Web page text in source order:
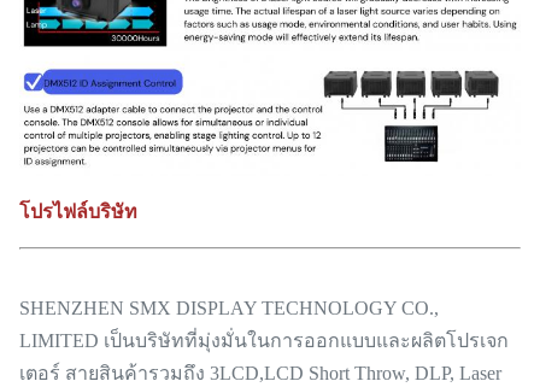
โปรไฟล์บริษัท
SHENZHEN SMX DISPLAY TECHNOLOGY CO.,
LIMITED เป็นบริษัทที่มุ่งมั่นในการออกแบบและผลิตโปรเจก
เตอร์ สายสินค้ารวมถึง 3LCD,LCD Short Throw, DLP, Laser